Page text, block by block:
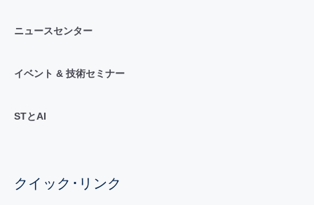
ニュースセンター
イベント & 技術セミナー
STとAI
クイック･リンク